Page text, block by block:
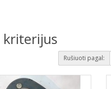
kriterijus
Rušiuoti pagal: